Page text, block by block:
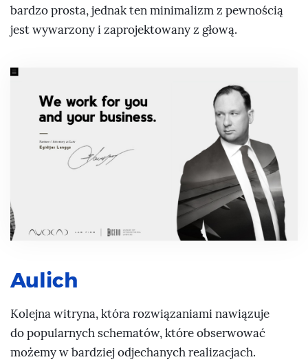
bardzo prosta, jednak ten minimalizm z pewnością
jest wywarzony i zaprojektowany z głową.
Aulich
Kolejna witryna, która rozwiązaniami nawiązuje
do popularnych schematów, które obserwować
możemy w bardziej odjechanych realizacjach.